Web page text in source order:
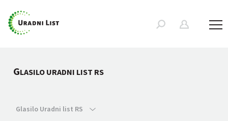
GLASILO URADNI LIST RS
Glasilo Uradni list RS